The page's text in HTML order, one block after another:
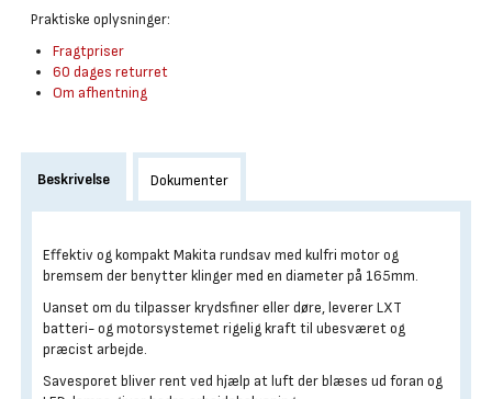
Praktiske oplysninger:
Fragtpriser
60 dages returret
Om afhentning
Beskrivelse Dokumenter
Effektiv og kompakt Makita rundsav med kulfri motor og
bremsem der benytter klinger med en diameter på 165mm.
Uanset om du tilpasser krydsfiner eller døre, leverer LXT
batteri- og motorsystemet rigelig kraft til ubesværet og
præcist arbejde.
Savesporet bliver rent ved hjælp at luft der blæses ud foran og